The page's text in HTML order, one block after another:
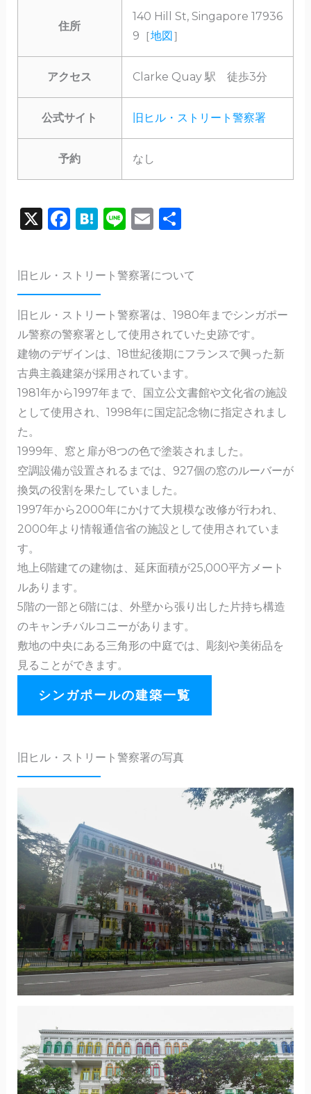
住所
140 Hill St, Singapore 17936
9［地図 ］
アクセス Clarke Quay 駅 徒歩3分
公式サイト 旧ヒル・ストリート警察署
予約 なし
F
e
b
o
o
k
E
l
Li
e
H
te
n
a
X
共
旧ヒル・ストリート警察署について
旧ヒル・ストリート警察署は、1980年までシンガポー
ル警察の警察署として使用されていた史跡です。
建物のデザインは、18世紀後期にフランスで興った新
古典主義建築が採用されています。
1981年から1997年まで、国立公文書館や文化省の施設
として使用され、1998年に国定記念物に指定されまし
た。
1999年、窓と扉が8つの色で塗装されました。
空調設備が設置されるまでは、927個の窓のルーバーが
換気の役割を果たしていました。
1997年から2000年にかけて大規模な改修が行われ、
2000年より情報通信省の施設として使用されていま
す。
地上6階建ての建物は、延床面積が25,000平方メート
ルあります。
5階の一部と6階には、外壁から張り出した片持ち構造
のキャンチバルコニーがあります。
敷地の中央にある三角形の中庭では、彫刻や美術品を
見ることができます。
シンガポールの建築一覧
旧ヒル・ストリート警察署の写真